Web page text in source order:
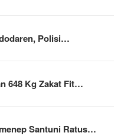
Polisi…
648 Kg Zakat Fit…
Santuni Ratus…